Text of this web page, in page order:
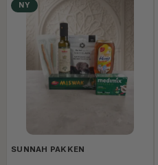
NY
SUNNAH PAKKEN